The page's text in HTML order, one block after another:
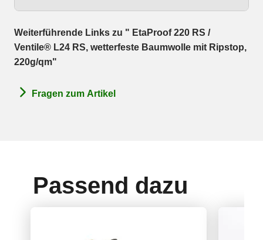
Weiterführende Links zu " EtaProof 220 RS /
Ventile® L24 RS, wetterfeste Baumwolle mit Ripstop,
220g/qm"
Fragen zum Artikel
Passend dazu